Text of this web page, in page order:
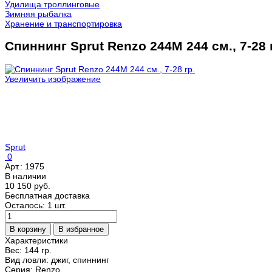
Удилища троллинговые
Зимняя рыбалка
Хранение и транспортировка
Спиннинг Sprut Renzo 244M 244 см., 7-28
Увеличить изображение
Sprut
0
Арт.: 1975
В наличии
10 150 руб.
Бесплатная доставка
Осталось: 1 шт.
Характеристики
Вес: 144 гр.
Вид ловли: джиг, спиннинг
Серия: Renzo